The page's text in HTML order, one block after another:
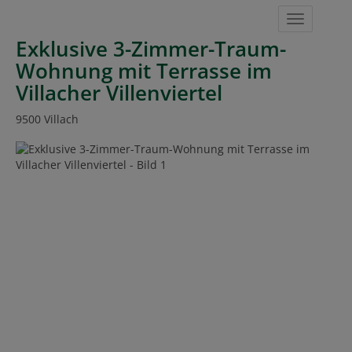
Exklusive 3-Zimmer-Traum-
Wohnung mit Terrasse im
Villacher Villenviertel
9500 Villach